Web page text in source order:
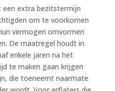
een extra bezitstermijn
om te voorkomen
vermogen omvormen
De maatregel houdt in
enkele jaren na het
te maken gaan krijgen
die toeneemt naarmate